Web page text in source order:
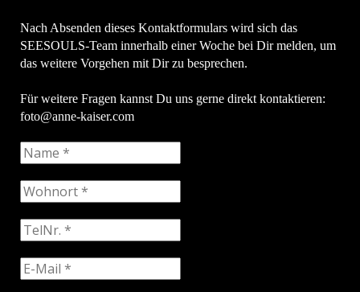
Nach Absenden dieses Kontaktformulars wird sich das
SEESOULS-Team innerhalb einer Woche bei Dir melden, um
das weitere Vorgehen mit Dir zu besprechen.
Für weitere Fragen kannst Du uns gerne direkt kontaktieren:
foto@anne-kaiser.com